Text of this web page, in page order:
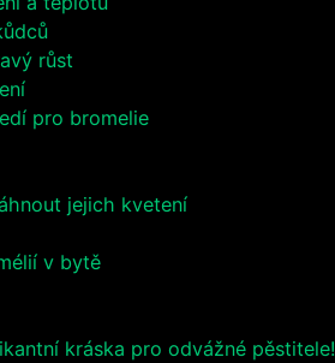
růst
pro bromelie
jejich kvetení
v bytě
kráska pro odvážné pěstitele!